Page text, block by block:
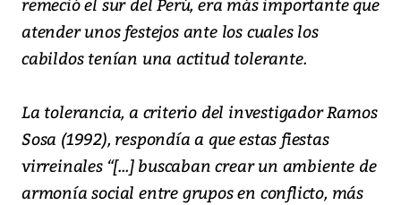
atender unos festejos ante los cuales los
cabildos tenían una actitud tolerante.
La tolerancia, a criterio del investigador Ramos
Sosa (1992), respondía a que estas fiestas
virreinales “[...] buscaban crear un ambiente de
armonía social entre grupos en conflicto, más